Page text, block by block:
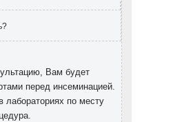
Вам будет
перед инсеминацией.
лабораториях по месту